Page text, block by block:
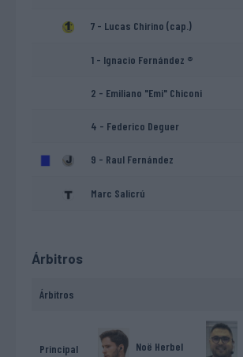
7 - Lucas Chirino (cap.)
1 - Ignacio Fernández ®
2 - Emiliano "Emi" Chiconi
4 - Federico Deguer
9 - Raul Fernández
Marc Salicrú
Árbitros
Árbitros
Principal Noë Herbel